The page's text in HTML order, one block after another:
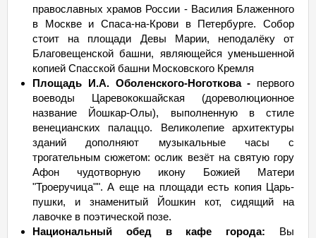
православных храмов России - Василия Блаженного
в Москве и Спаса-на-Крови в Петербурге. Собор
стоит на площади Девы Марии, неподалёку от
Благовещенской башни, являющейся уменьшенной
копией Спасской башни Московского Кремля
Площадь И.А. Оболенского-Ноготкова - первого
воеводы Царевококшайская (дореволюционное
название Йошкар-Олы), выполненную в стиле
венецианских палаццо. Великолепие архитектуры
зданий дополняют музыкальные часы с
трогательным сюжетом: ослик везёт на святую гору
Афон чудотворную икону Божией Матери
"Троеручица"". А еще на площади есть копия Царь-
пушки, и знаменитый Йошкин кот, сидящий на
лавочке в поэтической позе.
Национальный обед в кафе города: Вы